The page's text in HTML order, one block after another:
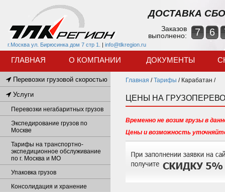
г.Москва ул. Бирюсинка дом 7 стр 1. | info@tlkregion.ru
ДОСТАВКА
Заказов
выполнено:
7 6
ГЛАВНАЯ О КОМПАНИИ ДОКУМЕНТЫ
Главная /Тарифы / Карабатан /
ЦЕНЫ НА
Временно не возим грузы в
Цены и возможность
Перевозки грузовой скоростью
Услуги
Перевозки негабаритных грузов
Экспедирование грузов по
Москве
Тарифы на транспортно-
экспедиционное обслуживание
по г. Москва и МО
Упаковка грузов
Консолидация и хранение